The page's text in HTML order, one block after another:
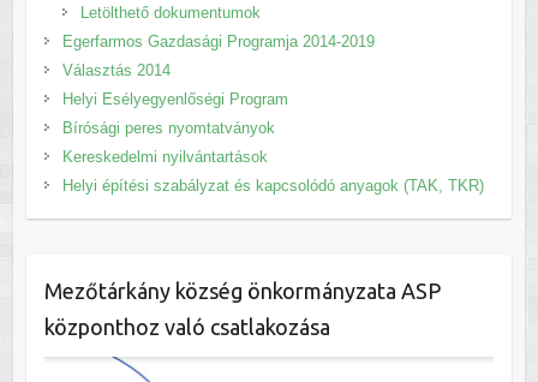
Letölthető dokumentumok
Egerfarmos Gazdasági Programja 2014-2019
Választás 2014
Helyi Esélyegyenlőségi Program
Bírósági peres nyomtatványok
Kereskedelmi nyilvántartások
Helyi építési szabályzat és kapcsolódó anyagok (TAK, TKR)
Mezőtárkány község önkormányzata ASP
központhoz való csatlakozása